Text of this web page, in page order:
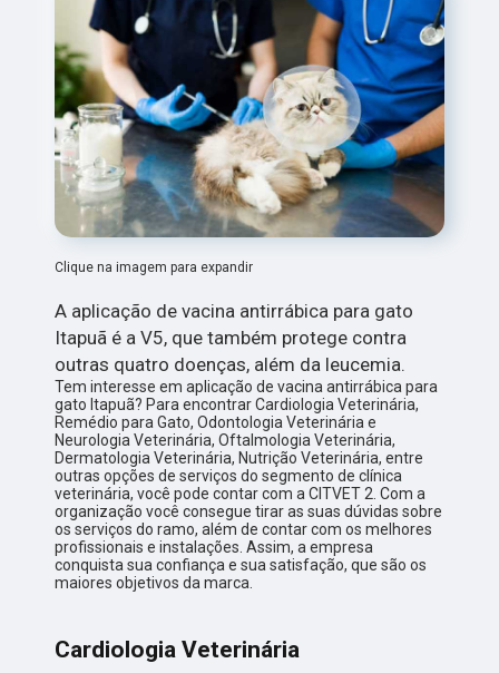
Clique na imagem para expandir
A aplicação de vacina antirrábica para gato
Itapuã é a V5, que também protege contra
outras quatro doenças, além da leucemia.
Tem interesse em aplicação de vacina antirrábica para
gato Itapuã? Para encontrar Cardiologia Veterinária,
Remédio para Gato, Odontologia Veterinária e
Neurologia Veterinária, Oftalmologia Veterinária,
Dermatologia Veterinária, Nutrição Veterinária, entre
outras opções de serviços do segmento de clínica
veterinária, você pode contar com a CITVET 2. Com a
organização você consegue tirar as suas dúvidas sobre
os serviços do ramo, além de contar com os melhores
profissionais e instalações. Assim, a empresa
conquista sua confiança e sua satisfação, que são os
maiores objetivos da marca.
Cardiologia Veterinária